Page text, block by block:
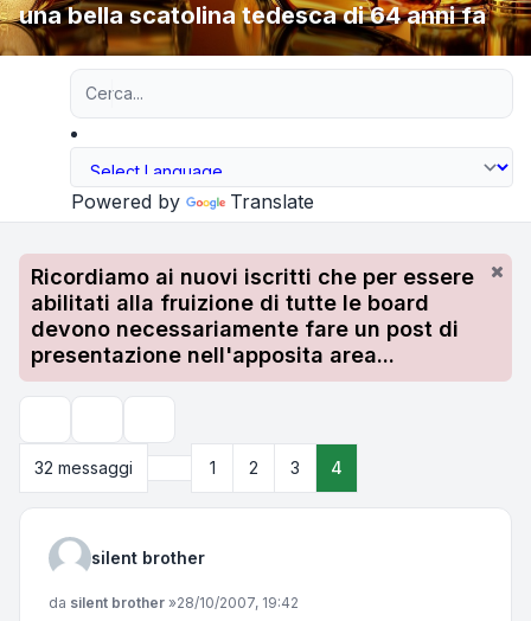
una bella scatolina tedesca di 64 anni fa
Powered by Translate
Ricordiamo ai nuovi iscritti che per essere
abilitati alla fruizione di tutte le board
devono necessariamente fare un post di
presentazione nell'apposita area...
32 messaggi
Precedente
1 2 3 4
silent brother
Messaggio
da silent brother »28/10/2007, 19:42